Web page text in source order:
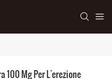
100 Mg Per L'erezione